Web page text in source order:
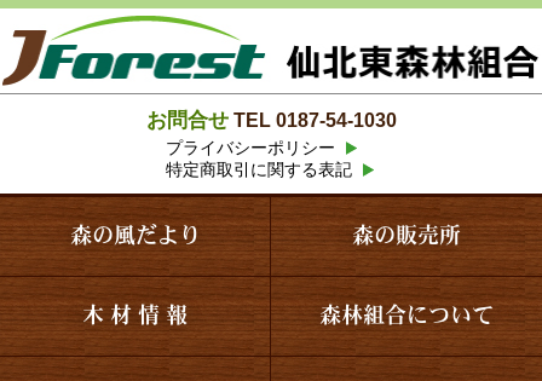
お問合せ TEL 0187-54-1030
プライバシーポリシー
特定商取引に関する表記
森の風だより 森の販売所
木 材 情 報 森林組合について